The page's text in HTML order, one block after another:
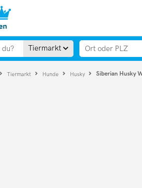
Tiermarkt
Tiermarkt Hunde Husky Siberian Husky